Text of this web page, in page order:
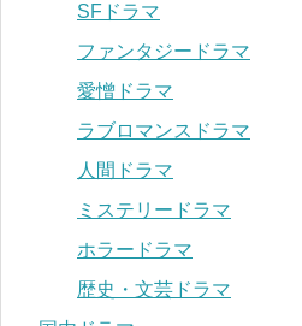
SFドラマ
ファンタジードラマ
愛憎ドラマ
ラブロマンスドラマ
人間ドラマ
ミステリードラマ
ホラードラマ
歴史・文芸ドラマ